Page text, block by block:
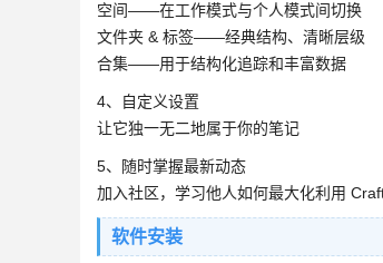
空间——在工作模式与个人模式间切换
文件夹 & 标签——经典结构、清晰层级
合集——用于结构化追踪和丰富数据
4、自定义设置
让它独一无二地属于你的笔记
5、随时掌握最新动态
加入社区，学习他人如何最大化利用 Craft
软件安装